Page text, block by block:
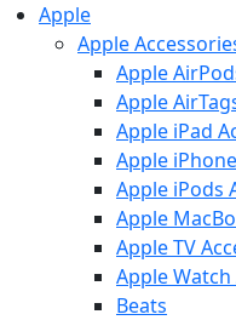
Apple
Apple
Apple
Apple
Apple iPad
Apple
Apple iPods
Apple
Apple TV
Apple
Beats